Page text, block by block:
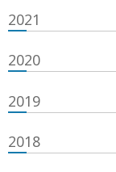
2021
2020
2019
2018